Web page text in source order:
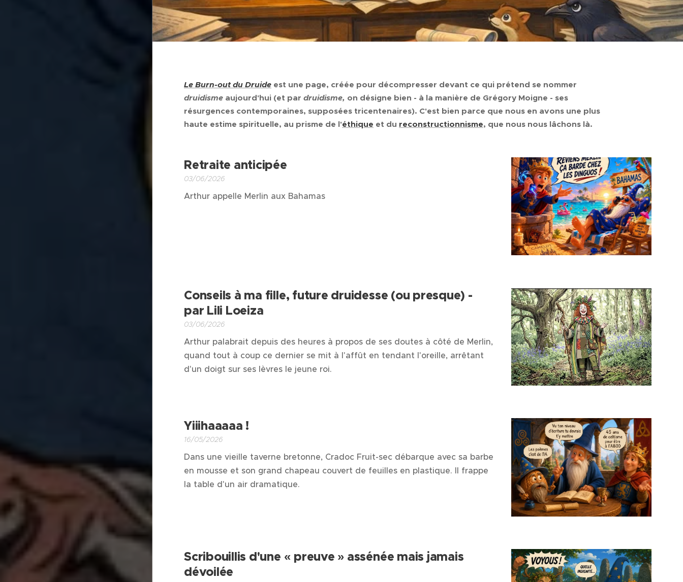
Le Burn-out du Druide est une page, créée pour décompresser devant ce qui prétend se nommer
druidisme aujourd'hui (et par druidisme, on désigne bien - à la manière de Grégory Moigne - ses
résurgences contemporaines, supposées tricentenaires). C'est bien parce que nous en avons une plus
haute estime spirituelle, au prisme de l'éthique et du reconstructionnisme, que nous nous lâchons là.
Retraite anticipée
03/06/2026
Arthur appelle Merlin aux Bahamas
Conseils à ma fille, future druidesse (ou presque) -
par Lili Loeiza
03/06/2026
Arthur palabrait depuis des heures à propos de ses doutes à côté de Merlin,
quand tout à coup ce dernier se mit à l'affût en tendant l'oreille, arrêtant
d'un doigt sur ses lèvres le jeune roi.
Yiiihaaaaa !
16/05/2026
Dans une vieille taverne bretonne, Cradoc Fruit-sec débarque avec sa barbe
en mousse et son grand chapeau couvert de feuilles en plastique. Il frappe
la table d'un air dramatique.
Scribouillis d'une « preuve » assénée mais jamais
dévoilée